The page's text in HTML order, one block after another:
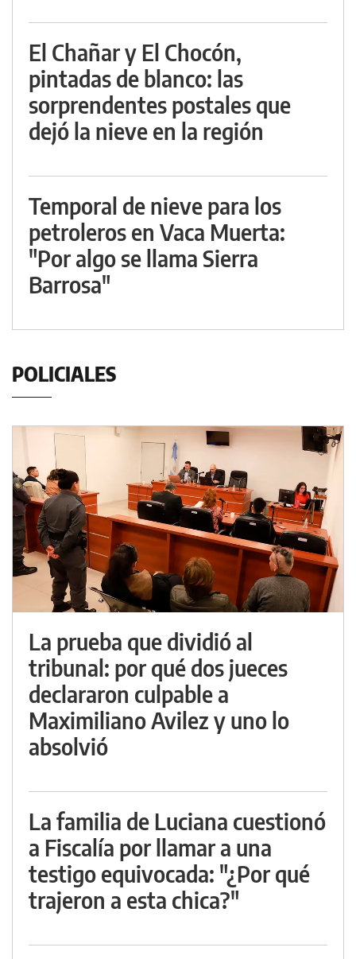
El Chañar y El Chocón,
pintadas de blanco: las
sorprendentes postales que
dejó la nieve en la región
Temporal de nieve para los
petroleros en Vaca Muerta:
"Por algo se llama Sierra
Barrosa"
POLICIALES
La prueba que dividió al
tribunal: por qué dos jueces
declararon culpable a
Maximiliano Avilez y uno lo
absolvió
La familia de Luciana cuestionó
a Fiscalía por llamar a una
testigo equivocada: "¿Por qué
trajeron a esta chica?"